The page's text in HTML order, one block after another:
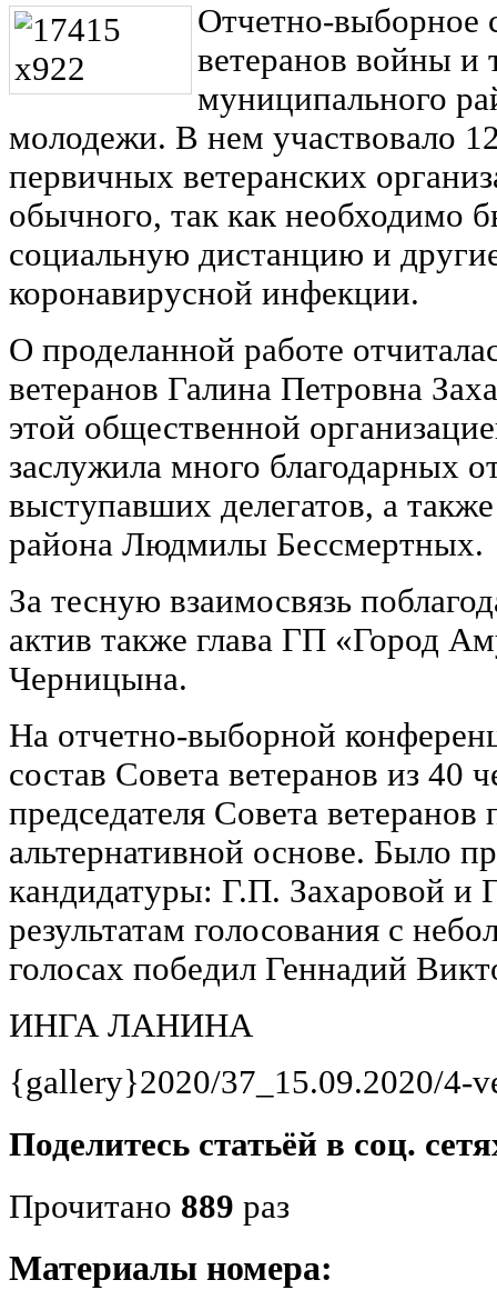
Отчетно-выборное
ветеранов войны и
муниципального
молодежи. В нем участвовало
первичных ветеранских
обычного, так как необходимо
социальную дистанцию и
коронавирусной инфекции.
О проделанной работе
ветеранов Галина Петровна
этой общественной
заслужила много благодарных
выступавших делегатов, а
района Людмилы Бессмертных.
За тесную взаимосвязь
актив также глава ГП «Город
Черницына.
На отчетно-выборной
состав Совета ветеранов из 40
председателя Совета ветеранов
альтернативной основе. Было
кандидатуры: Г.П. Захаровой и
результатам голосования с
голосах победил Геннадий
ИНГА ЛАНИНА
{gallery}2020/37_15.09.2020/4-
Поделитесь статьёй в соц.
Прочитано 889 раз
Материалы номера: